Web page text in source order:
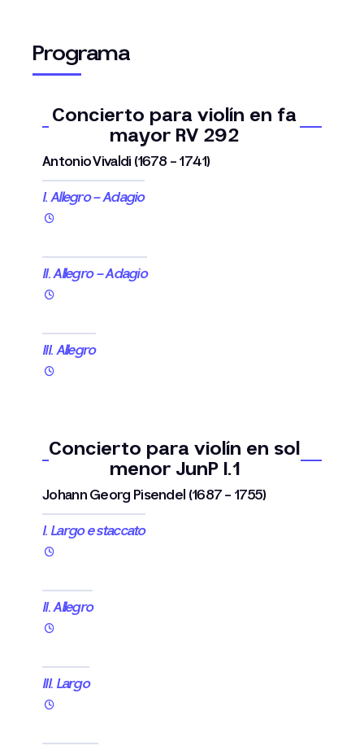
Programa
Concierto para violín en fa
mayor RV 292
Antonio Vivaldi (1678 - 1741)
I. Allegro – Adagio
II. Allegro – Adagio
III. Allegro
Concierto para violín en sol
menor JunP I.1
Johann Georg Pisendel (1687 - 1755)
I. Largo e staccato
II. Allegro
III. Largo